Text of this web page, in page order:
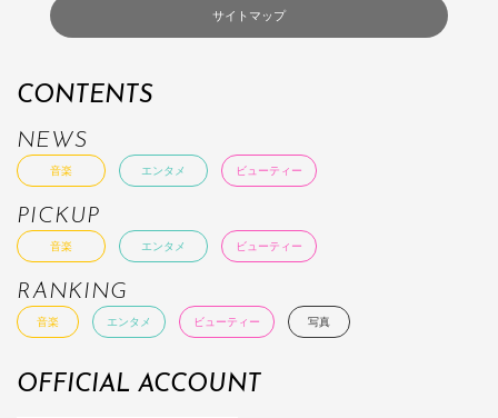
サイトマップ
CONTENTS
NEWS
音楽 エンタメ ビューティー
PICKUP
音楽 エンタメ ビューティー
RANKING
音楽 エンタメ ビューティー 写真
OFFICIAL ACCOUNT